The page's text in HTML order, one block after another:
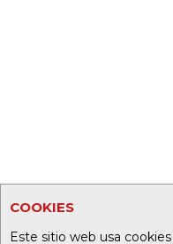
COOKIES
Este sitio web usa